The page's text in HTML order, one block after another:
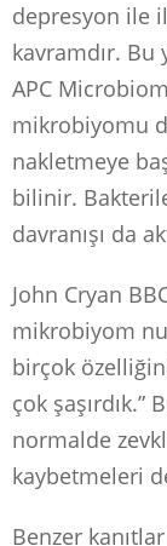
depresyon ile
kavramdır. Bu
APC
mikrobiyomu
nakletmeye
bilinir.
davranışı da
John Cryan
mikrobiyom
birçok
çok şaşırdık.”
normalde
kaybetmeleri
Benzer